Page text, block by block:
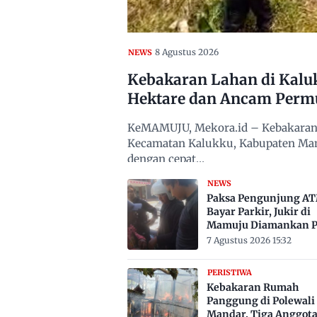
NEWS 8 Agustus 2026
Kebakaran Lahan di
Hektare dan Ancam
KeMAMUJU, Mekora.id –
Kecamatan Kalukku, Kabupaten
dengan cepat…
NEWS
Paksa Pengunjung
Bayar Parkir, Jukir di
Mamuju Diamankan
7 Agustus 2026 15:32
PERISTIWA
Kebakaran Rumah
Panggung di Polewali
Mandar, Tiga Anggota